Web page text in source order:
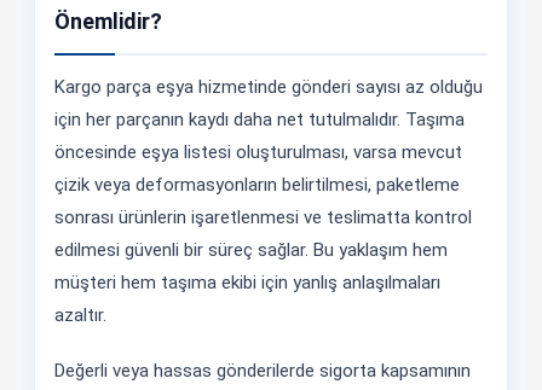
Önemlidir?
Kargo parça eşya hizmetinde gönderi sayısı az olduğu
için her parçanın kaydı daha net tutulmalıdır. Taşıma
öncesinde eşya listesi oluşturulması, varsa mevcut
çizik veya deformasyonların belirtilmesi, paketleme
sonrası ürünlerin işaretlenmesi ve teslimatta kontrol
edilmesi güvenli bir süreç sağlar. Bu yaklaşım hem
müşteri hem taşıma ekibi için yanlış anlaşılmaları
azaltır.
Değerli veya hassas gönderilerde sigorta kapsamının